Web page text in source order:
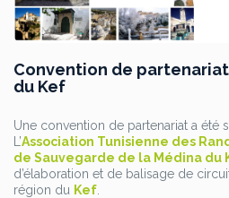
Convention de partenariat
du Kef
Une convention de partenariat a été
L’Association Tunisienne des
de Sauvegarde de la Médina du
d’élaboration et de balisage de
région du Kef